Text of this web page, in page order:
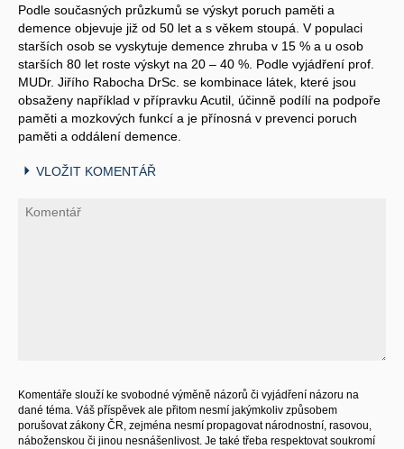
Podle současných průzkumů se výskyt poruch paměti a
demence objevuje již od 50 let a s věkem stoupá. V populaci
starších osob se vyskytuje demence zhruba v 15 % a u osob
starších 80 let roste výskyt na 20 – 40 %. Podle vyjádření prof.
MUDr. Jiřího Rabocha DrSc. se kombinace látek, které jsou
obsaženy například v přípravku Acutil, účinně podílí na podpoře
paměti a mozkových funkcí a je přínosná v prevenci poruch
paměti a oddálení demence.
VLOŽIT KOMENTÁŘ
Komentáře slouží ke svobodné výměně názorů či vyjádření názoru na
dané téma. Váš příspěvek ale přitom nesmí jakýmkoliv způsobem
porušovat zákony ČR, zejména nesmí propagovat národnostní, rasovou,
náboženskou či jinou nesnášenlivost. Je také třeba respektovat soukromí